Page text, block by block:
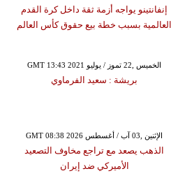
إنفانتينو يواجه أزمة ثقة داخل كرة القدم
العالمية بسبب خطة بيع حقوق كأس العالم
GMT 13:43 2021 الخميس ,22 تموز / يوليو
بريشة : سعيد الفرماوي
GMT 08:38 2026 الإثنين ,03 آب / أغسطس
الذهب يصعد مع تراجع مخاوف التصعيد
الأميركي ضد إيران